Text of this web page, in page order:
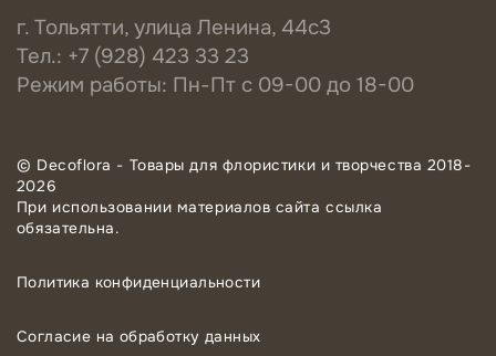
г. Тольятти, улица Ленина, 44с3
Тел.: +7 (928) 423 33 23
Режим работы: Пн-Пт с 09-00 до 18-00
© Decoflora - Товары для флористики и творчества 2018-
2026
При использовании материалов сайта ссылка
обязательна.
Политика конфиденциальности
Согласие на обработку данных